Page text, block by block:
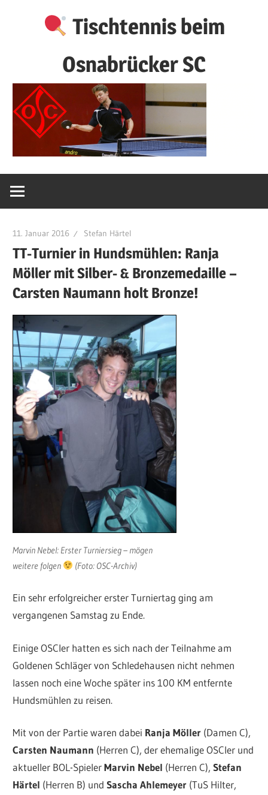
Tischtennis beim
Osnabrücker SC
11. Januar 2016 Stefan Härtel
TT-Turnier in Hundsmühlen: Ranja
Möller mit Silber- & Bronzemedaille –
Carsten Naumann holt Bronze!
Marvin Nebel: Erster Turniersieg – mögen
weitere folgen
(Foto: OSC-Archiv)
Ein sehr erfolgreicher erster Turniertag ging am
vergangenen Samstag zu Ende.
Einige OSCler hatten es sich nach der Teilnahme am
Goldenen Schläger von Schledehausen nicht nehmen
lassen noch eine Woche später ins 100 KM entfernte
Hundsmühlen zu reisen.
Mit von der Partie waren dabei Ranja Möller (Damen C),
Carsten Naumann (Herren C), der ehemalige OSCler und
aktueller BOL-SpielerMarvin Nebel (Herren C),Stefan
Härtel (Herren B) undSascha Ahlemeyer (TuS Hilter,